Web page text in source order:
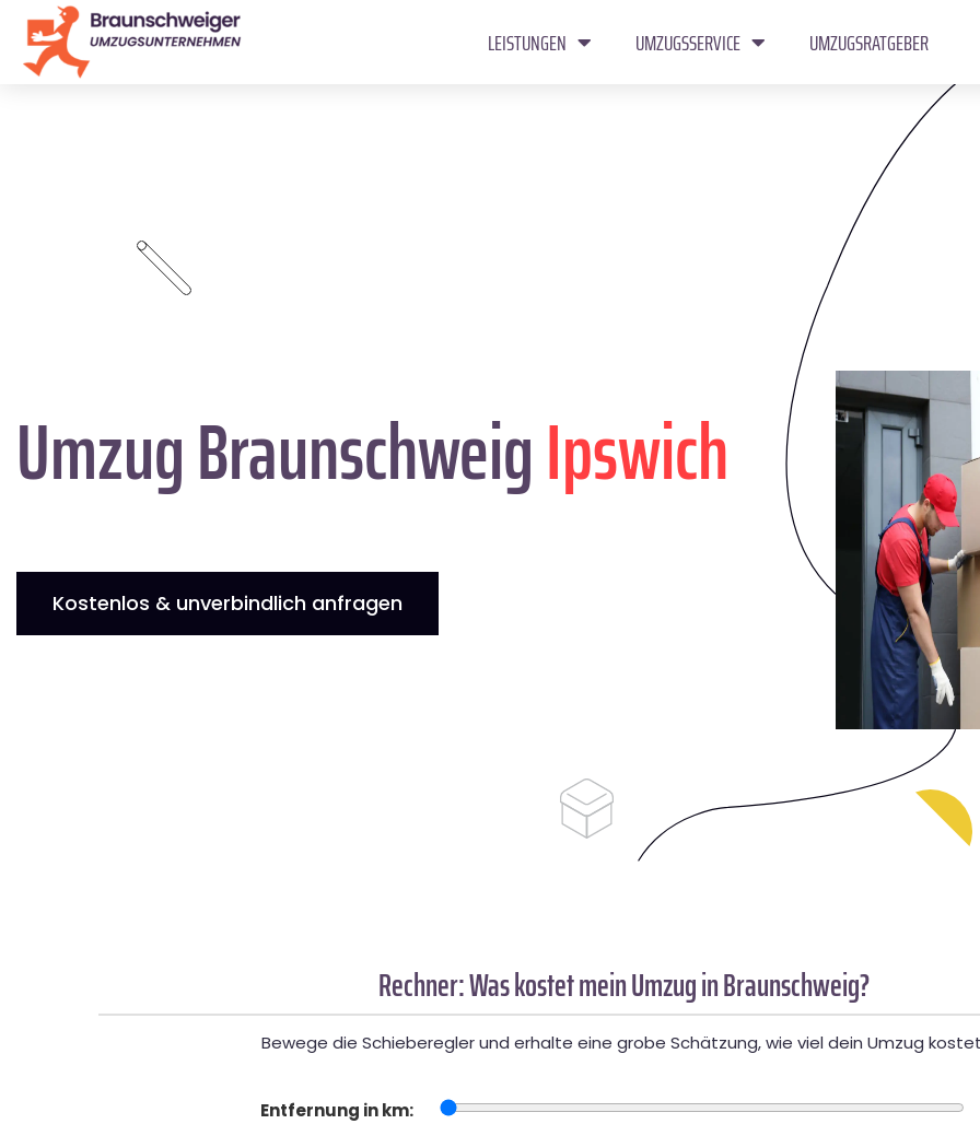
LEISTUNGEN UMZUGSSERVICE UMZUGSRATGEBER
Umzug BraunschweigIpswich
Kostenlos & unverbindlich anfragen
Rechner: Was kostet mein Umzug in Braunschweig?
Bewege die Schieberegler und erhalte eine grobe Schätzung, wie viel dein Umzug
Entfernung in km: